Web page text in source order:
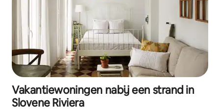
Vakantiewoningen nabij een strand in
Slovene Riviera